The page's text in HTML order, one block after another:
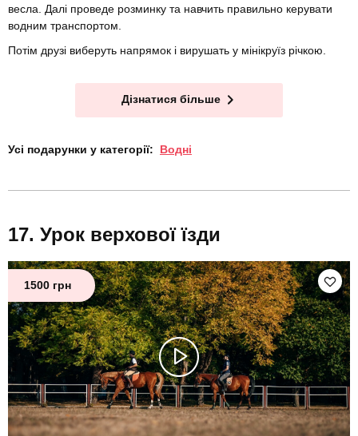
весла. Далі проведе розминку та навчить правильно керувати
водним транспортом.
Потім друзі виберуть напрямок і вирушать у мінікруїз річкою.
Дізнатися більше
Усі подарунки у категорії: Водні
Урок верхової їзди
1500 грн